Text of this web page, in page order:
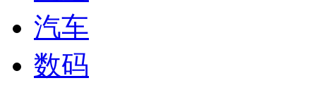
汽车
数码